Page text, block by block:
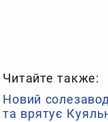
Читайте также:
Новий
та врятує